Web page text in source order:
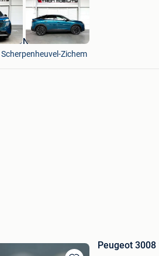
VTRON MOBILITY
Scherpenheuvel-Zichem
Peugeot 3008